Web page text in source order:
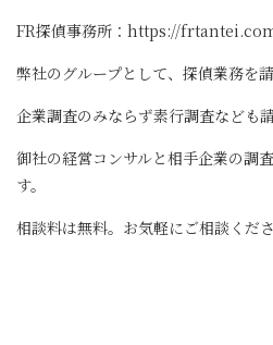
FR探偵事務所：https://
弊社のグループとして、探偵業務を請
企業調査のみならず素行調査なども
御社の経営コンサルと相手企業の調
す。
相談料は無料。お気軽にご相談くださ